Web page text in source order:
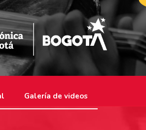
Galería de videos